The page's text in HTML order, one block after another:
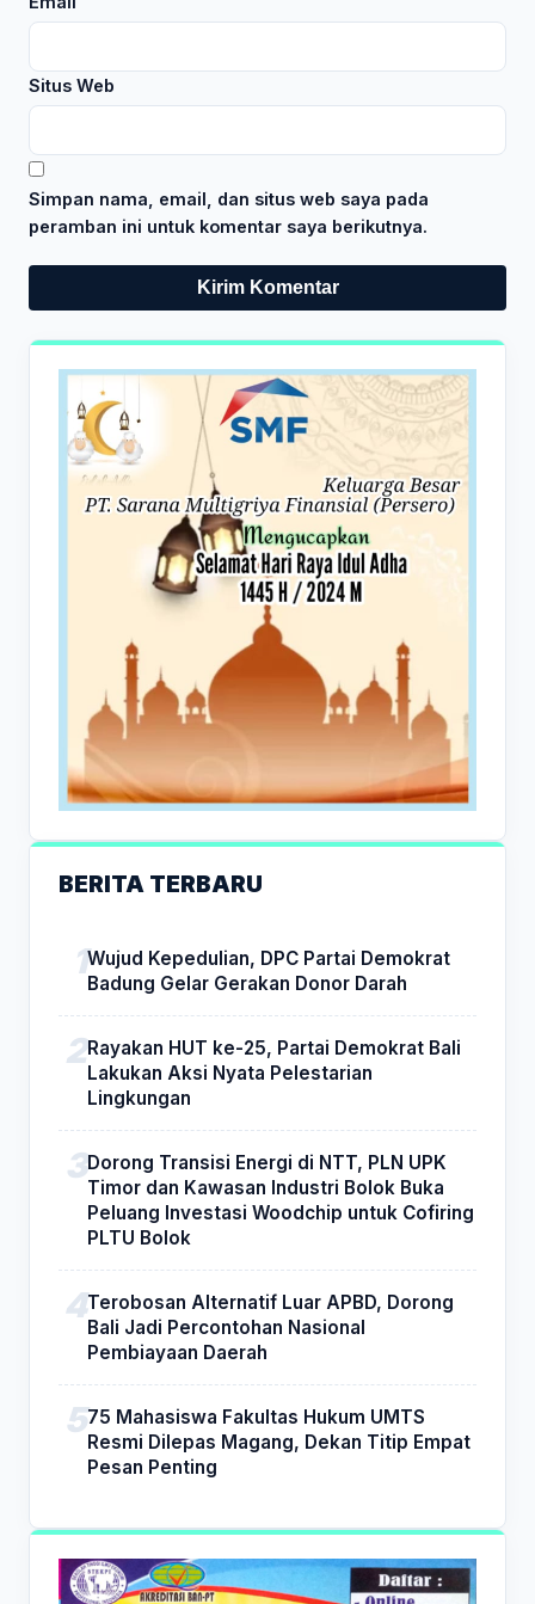
Situs Web
Simpan nama, email, dan situs web saya pada
peramban ini untuk komentar saya berikutnya.
BERITA TERBARU
Wujud Kepedulian, DPC Partai Demokrat
Badung Gelar Gerakan Donor Darah
Rayakan HUT ke-25, Partai Demokrat Bali
Lakukan Aksi Nyata Pelestarian
Lingkungan
Dorong Transisi Energi di NTT, PLN UPK
Timor dan Kawasan Industri Bolok Buka
Peluang Investasi Woodchip untuk Cofiring
PLTU Bolok
Terobosan Alternatif Luar APBD, Dorong
Bali Jadi Percontohan Nasional
Pembiayaan Daerah
75 Mahasiswa Fakultas Hukum UMTS
Resmi Dilepas Magang, Dekan Titip Empat
Pesan Penting